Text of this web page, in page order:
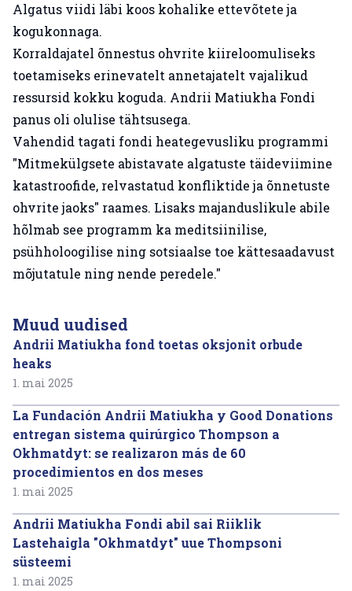
Algatus viidi läbi koos kohalike ettevõtete ja
kogukonnaga.
Korraldajatel õnnestus ohvrite kiireloomuliseks
toetamiseks erinevatelt annetajatelt vajalikud
ressursid kokku koguda. Andrii Matiukha Fondi
panus oli olulise tähtsusega.
Vahendid tagati fondi heategevusliku programmi
"Mitmekülgsete abistavate algatuste täideviimine
katastroofide, relvastatud konfliktide ja õnnetuste
ohvrite jaoks" raames. Lisaks majanduslikule abile
hõlmab see programm ka meditsiinilise,
psühholoogilise ning sotsiaalse toe kättesaadavust
mõjutatule ning nende peredele."
Muud uudised
Andrii Matiukha fond toetas oksjonit orbude
heaks
1. mai 2025
La Fundación Andrii Matiukha y Good Donations
entregan sistema quirúrgico Thompson a
Okhmatdyt: se realizaron más de 60
procedimientos en dos meses
1. mai 2025
Andrii Matiukha Fondi abil sai Riiklik
Lastehaigla "Okhmatdyt" uue Thompsoni
süsteemi
1. mai 2025